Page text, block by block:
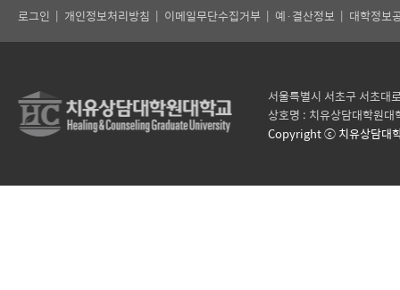
로그인 | 개인정보처리방침 | 이메일무단수집거부 | 예·결산정보 | 대학정보
서울특별시 서초구 서
상호명 : 치유상담대학원
Copyright ⓒ 치유상담대